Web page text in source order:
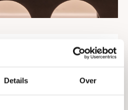
Details Over
straal met THERME